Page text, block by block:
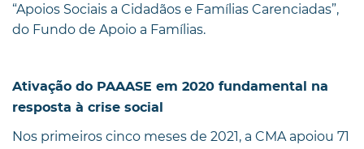
“Apoios Sociais a Cidadãos e Famílias Carenciadas”,
do Fundo de Apoio a Famílias.
Ativação do PAAASE em 2020 fundamental na
resposta à crise social
Nos primeiros cinco meses de 2021, a CMA apoiou 71